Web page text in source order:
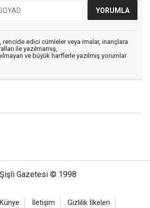
rencide edici cümleler veya imalar, inançlara
ile yazılmamış,
ve büyük harflerle yazılmış yorumlar
Şişli Gazetesi © 1998
Künye İletişim
Gizlilik İlkeleri